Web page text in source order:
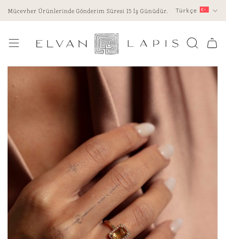
atla
Mücevher Ürünlerinde Gönderim Süresi 15 İş Günüdür. Türkçe